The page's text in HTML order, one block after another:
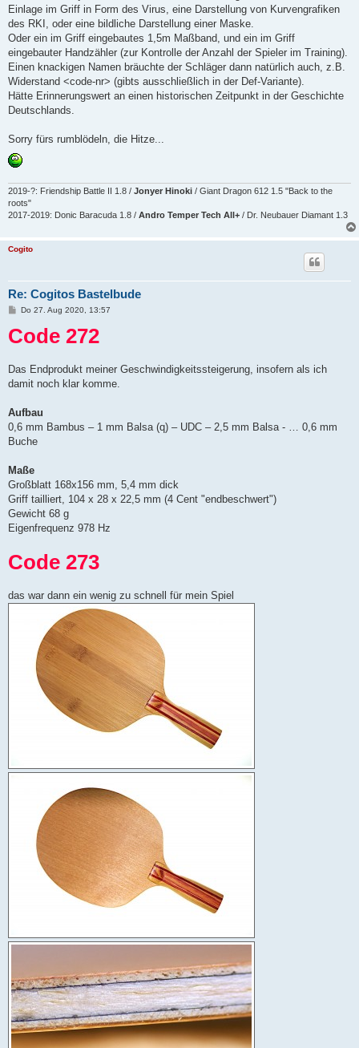
r
a
Einlage im Griff in Form des Virus, eine Darstellung von Kurvengrafiken
des RKI, oder eine bildliche Darstellung einer Maske.
Oder ein im Griff eingebautes 1,5m Maßband, und ein im Griff
eingebauter Handzähler (zur Kontrolle der Anzahl der Spieler im Training).
Einen knackigen Namen bräuchte der Schläger dann natürlich auch, z.B.
Widerstand <code-nr> (gibts ausschließlich in der Def-Variante).
Hätte Erinnerungswert an einen historischen Zeitpunkt in der Geschichte
Deutschlands.
Sorry fürs rumblödeln, die Hitze...
2019-?: Friendship Battle II 1.8 / Jonyer Hinoki / Giant Dragon 612 1.5 "Back to the
roots"
2017-2019: Donic Baracuda 1.8 / Andro Temper Tech All+ / Dr. Neubauer Diamant 1.3
Cogito
Re: Cogitos Bastelbude
B
i
t
g
Do 27. Aug 2020, 13:57
Code 272
Das Endprodukt meiner Geschwindigkeitssteigerung, insofern als ich
damit noch klar komme.
Aufbau
0,6 mm Bambus – 1 mm Balsa (q) – UDC – 2,5 mm Balsa - … 0,6 mm
Buche
Maße
Großblatt 168x156 mm, 5,4 mm dick
Griff tailliert, 104 x 28 x 22,5 mm (4 Cent "endbeschwert")
Gewicht 68 g
Eigenfrequenz 978 Hz
Code 273
das war dann ein wenig zu schnell für mein Spiel